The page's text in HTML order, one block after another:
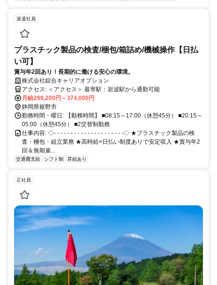
派遣社員
プラスチック製品の検査/梱包/箱詰め/機械操作【日払
い可】
賞与年2回あり！長期的に働ける安心の環境。
株式会社綜合キャリアオプション
アクセス: ＜アクセス＞ 最寄駅：岩波駅から通勤可能
月給299,200円～374,000円
静岡県裾野市
勤務時間・曜日: 【勤務時間】 ■08:15～17:00（休憩45分） ■20:15～
05:00（休憩45分） ■2交替制勤務
仕事内容: ◇- - - - - - - - - - - - - - - - - - - - -◇ ★プラスチック製品の検
査・梱包・組立業務 ★高時給×日払い制度ありで安定収入 ★賞与年2
回＆無期雇...
交通費支給 シフト制 昇給あり
正社員